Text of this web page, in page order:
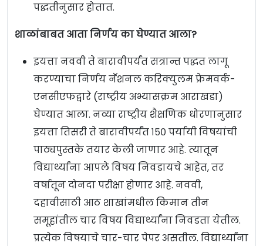
पद्धतीनुसार होतात.
शाळांबाबत आता निर्णय का घेण्यात आला?
इयत्ता नववी ते बारावीपर्यंत सत्रान्त पद्धत लागू
करण्याचा निर्णय नॅशनल करिक्युलम फ्रेमवर्क-
एनसीएफद्वारे (राष्ट्रीय अभ्यासक्रम आराखडा)
घेण्यात आला. नव्या राष्ट्रीय शैक्षणिक धोरणानुसार
इयत्ता तिसरी ते बारावीपर्यंत १५० पर्यायी विषयांची
पाठ्यपुस्तके तयार केली जाणार आहे. त्यातून
विद्यार्थ्यांना आपले विषय निवडायचे आहेत, तर
वर्षातून दोनदा परीक्षा होणार आहे. नववी,
दहावीसाठी आठ शाखांमधील किमान तीन
समूहांतील चार विषय विद्यार्थ्यांना निवडता येतील.
प्रत्येक विषयाचे चार-चार पेपर असतील. विद्यार्थ्यांना